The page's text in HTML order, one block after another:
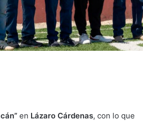
en Lázaro Cárdenas, con lo que